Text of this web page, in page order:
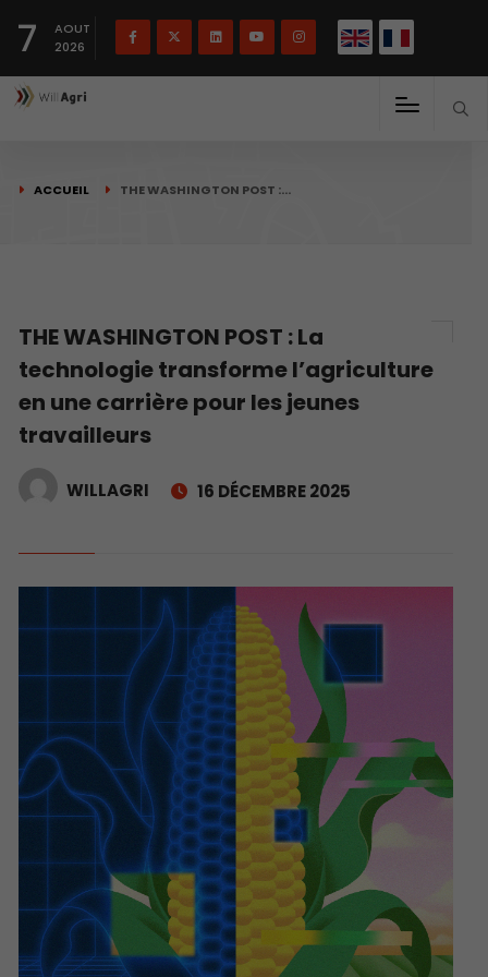
7
AOUT
2026
ACCUEIL THE WASHINGTON POST :…
THE WASHINGTON POST : La
technologie transforme l’agriculture
en une carrière pour les jeunes
travailleurs
WILLAGRI 16 DÉCEMBRE 2025
Français English(English)